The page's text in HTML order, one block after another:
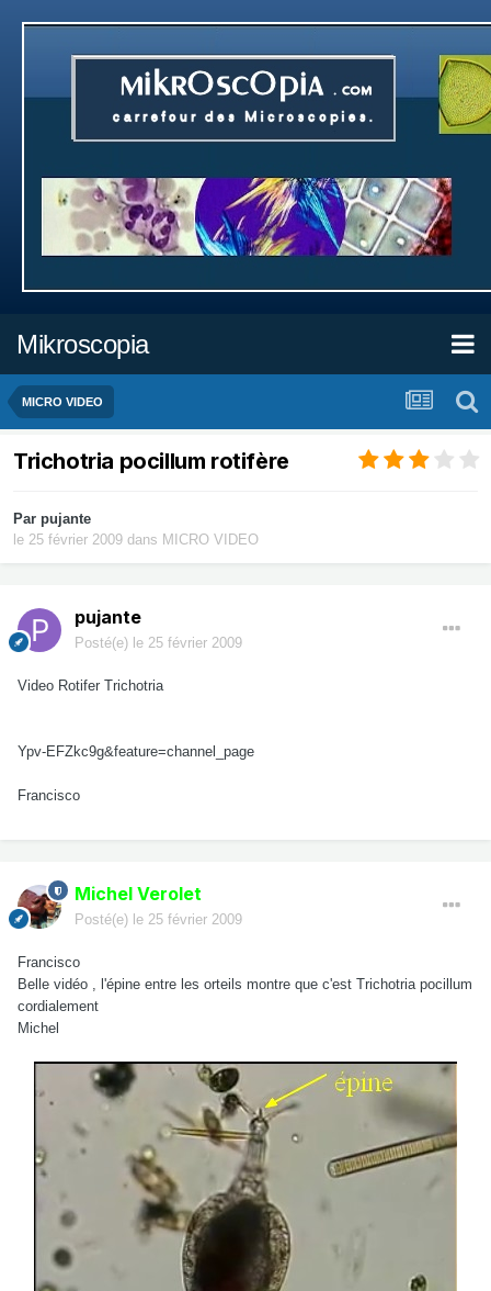
Mikroscopia
MICRO VIDEO
Trichotria pocillum rotifère
Par pujante
le 25 février 2009 dans MICRO VIDEO
pujante
Posté(e) le 25 février 2009
Video Rotifer Trichotria
Ypv-EFZkc9g&feature=channel_page
Francisco
Michel Verolet
Posté(e) le 25 février 2009
Francisco
Belle vidéo , l'épine entre les orteils montre que c'est Trichotria pocillum
cordialement
Michel